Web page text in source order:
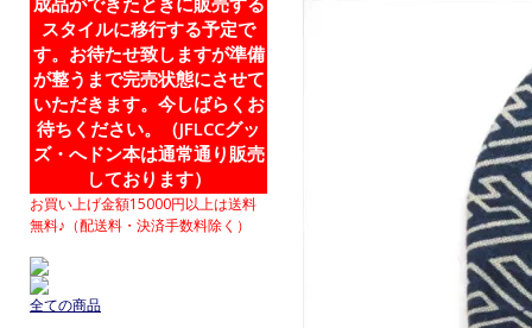
スタイルに移行する予定で
す。お待たせ致しますが準備
が整うまで完売状態にさせて
いただきます。今しばらくお
待ちください。（JFLCCグッ
ズ・へドン本は通常通り販売
しております）
お買い上げ金額15000円以上は送料
無料♪（配送料・決済手数料除く）
全ての商品